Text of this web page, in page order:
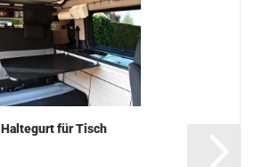
Haltegurt für Tisch